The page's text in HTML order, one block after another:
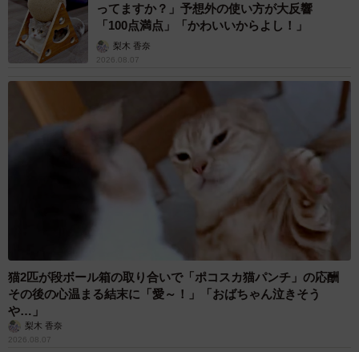
他方、「婚外恋愛（既婚者が配偶者以外の既婚者と恋愛関
係になること）の一番の目的」について男女別に見ると、
「心のつながり・癒やし」（25.0％）、「非日常感・刺
激」（9.2％）が上位に挙がりました。
一方、女性回答では「心のつながり・癒やし」（37.4％）
が最も多く、次いで「体の関係・セックス」（21.2％）、
「非日常感・刺激」「自分が必要とされているという感
覚」（いずれも11.6％）という結果になりました。
ってますか？」予想外の使い方が大反響
「100点満点」「かわいいからよし！」
梨木 香奈
2026.08.07
猫2匹が段ボール箱の取り合いで「ポコスカ猫パンチ」の応酬
その後の心温まる結末に「愛～！」「おばちゃん泣きそう
や…」
梨木 香奈
2026.08.07